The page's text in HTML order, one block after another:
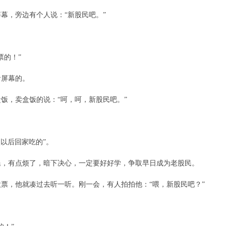
，旁边有个人说：“新股民吧。”
的！”
幕的。
，卖盒饭的说：“呵，呵，新股民吧。”
后回家吃的”。
有点烦了，暗下决心，一定要好好学，争取早日成为老股民。
，他就凑过去听一听。刚一会，有人拍拍他：“喂，新股民吧？”